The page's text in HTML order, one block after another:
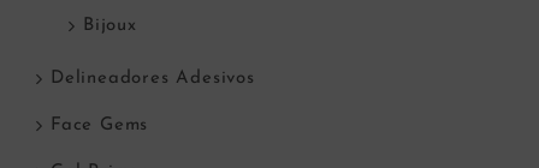
Bijoux
Delineadores Adesivos
Face Gems